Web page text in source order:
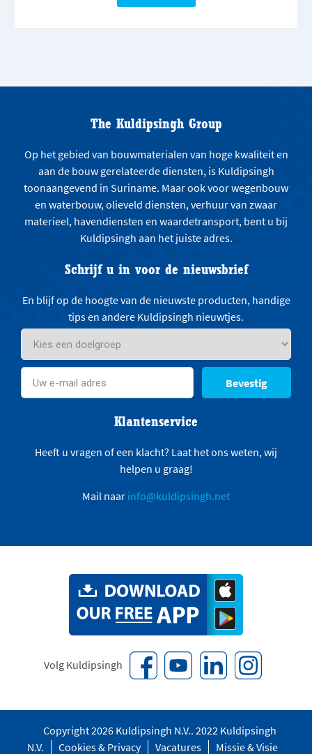
The Kuldipsingh Group
Op het gebied van bouwmaterialen van hoge kwaliteit en
aan de bouw gerelateerde diensten, is Kuldipsingh
toonaangevend in Suriname. Maar ook voor wegenbouw
en waterbouw, olieveld diensten, verhuur van zwaar
materieel, havendiensten en waardetransport, bent u bij
Kuldipsingh aan het juiste adres.
Schrijf u in voor de nieuwsbrief
En blijf op de hoogte van de nieuwste producten, handige
tips en andere Kuldipsingh nieuwtjes.
Bevestig
Klantenservice
Heeft u vragen of een klacht? Laat het ons weten, wij
helpen u graag!
Mail naar info@kuldipsingh.net
Volg Kuldipsingh
Copyright 2026 Kuldipsingh N.V.. 2022 Kuldipsingh
N.V.
Cookies & Privacy Vacatures Missie & Visie